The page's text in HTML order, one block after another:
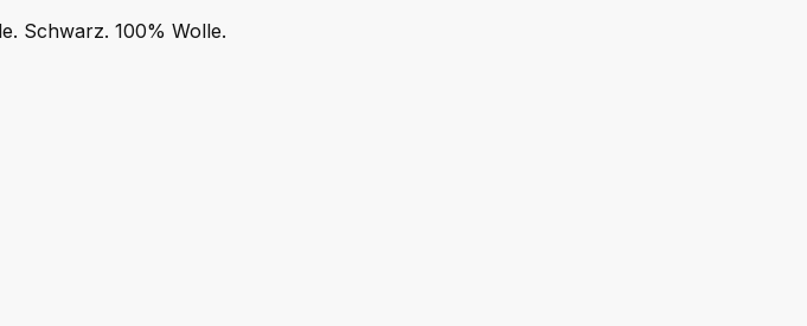
Schwarz. 100% Wolle.